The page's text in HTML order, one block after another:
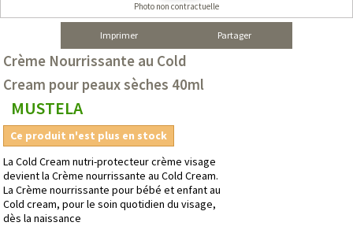
Photo non contractuelle
Imprimer Partager
Crème Nourrissante au Cold
Cream pour peaux sèches 40ml
MUSTELA
Ce produit n'est plus en stock
La Cold Cream nutri-protecteur crème visage
devient la Crème nourrissante au Cold Cream.
La Crème nourrissante pour bébé et enfant au
Cold cream, pour le soin quotidien du visage,
dès la naissance